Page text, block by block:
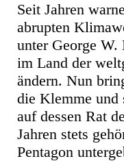
Seit Jahren
abrupten
unter George
im Land der
ändern. Nun
die Klemme und
auf dessen Rat
Jahren stets
Pentagon